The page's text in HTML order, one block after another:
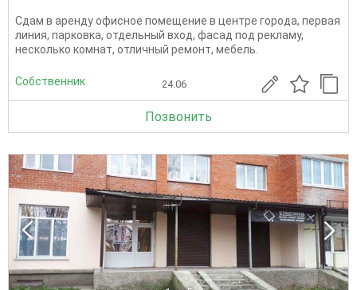
Сдам в аренду офисное помещение в центре города, первая
линия, парковка, отдельный вход, фасад под рекламу,
несколько комнат, отличный ремонт, мебель.
Собственник 24.06
Позвонить